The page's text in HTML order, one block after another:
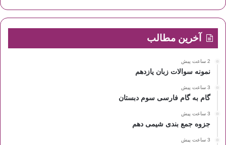
آخرین مطالب
2 ساعت پیش
نمونه سوالات زبان یازدهم
3 ساعت پیش
گام به گام فارسی سوم دبستان
3 ساعت پیش
جزوه جمع بندی شیمی دهم
3 ساعت پیش